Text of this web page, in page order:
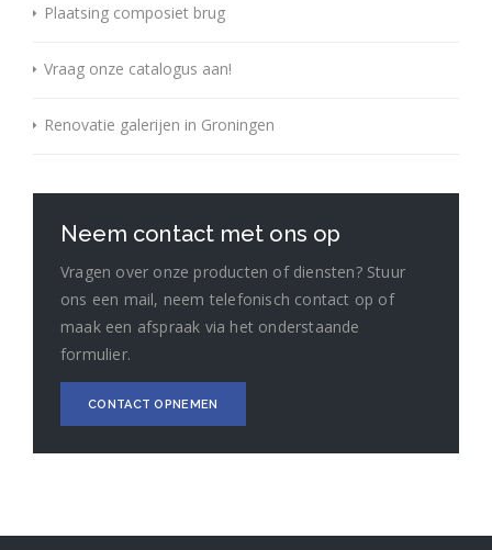
Plaatsing composiet brug
Vraag onze catalogus aan!
Renovatie galerijen in Groningen
Neem contact met ons op
Vragen over onze producten of diensten? Stuur
ons een mail, neem telefonisch contact op of
maak een afspraak via het onderstaande
formulier.
CONTACT OPNEMEN